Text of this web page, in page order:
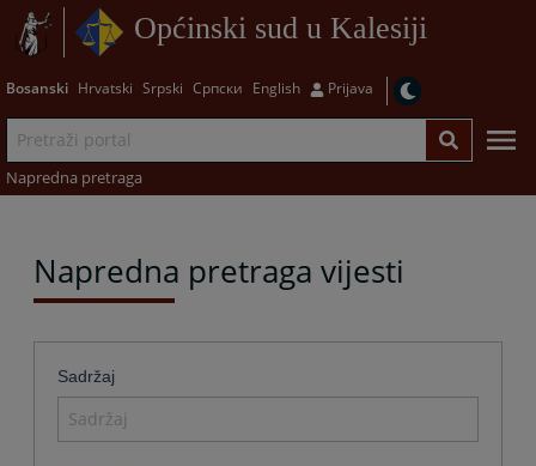
Općinski sud u Kalesiji
Bosanski Hrvatski Srpski Српски English Prijava
Napredna pretraga
Napredna pretraga vijesti
Sadržaj